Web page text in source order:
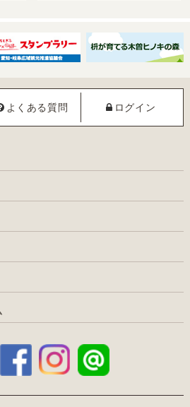
よくある質問 ログイン